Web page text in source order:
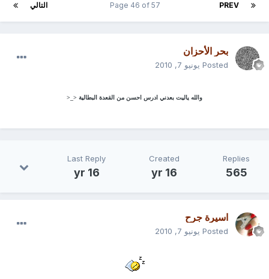
PREV التالي Page 46 of 57
بحر الأحزان
Posted يونيو 7, 2010
والله ياليت بعدني ادرس احسن من القعدة البطالية <_<
Replies
565
Created
16 yr
Last Reply
16 yr
اسيرة جرح
Posted يونيو 7, 2010